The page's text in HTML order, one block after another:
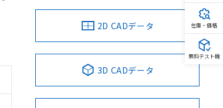
2D CADデータ
3D CADデータ
在庫・価格
無料テスト機